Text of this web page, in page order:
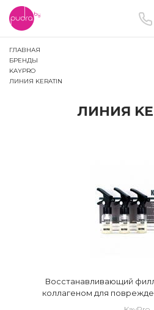
ГЛАВНАЯ
БРЕНДЫ
KAYPRO
ЛИНИЯ KERATIN
ЛИНИЯ
Восстанавливающий